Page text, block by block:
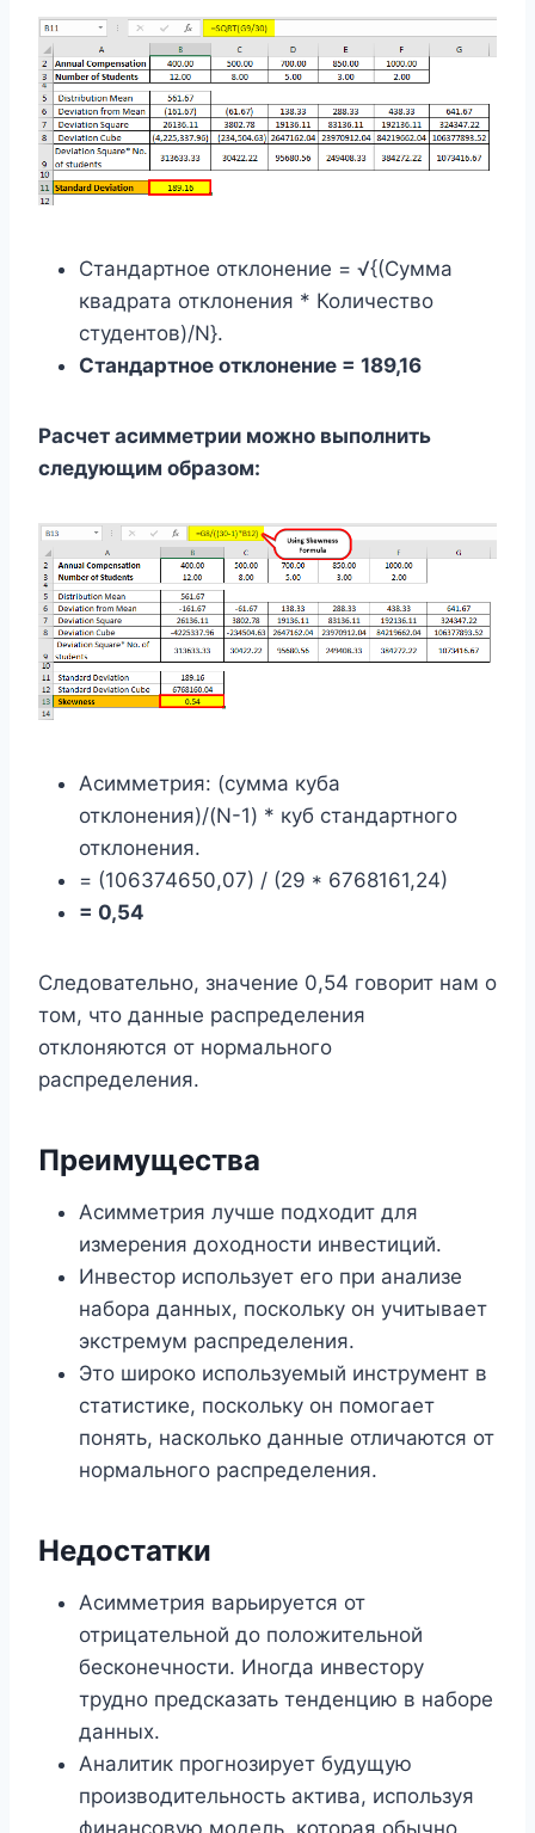
Стандартное отклонение = √{(Сумма
квадрата отклонения * Количество
студентов)/N}.
Стандартное отклонение = 189,16
Расчет асимметрии можно выполнить
следующим образом:
Асимметрия: (сумма куба
отклонения)/(N-1) * куб стандартного
отклонения.
= (106374650,07) / (29 * 6768161,24)
= 0,54
Следовательно, значение 0,54 говорит нам о
том, что данные распределения
отклоняются от нормального
распределения.
Преимущества
Асимметрия лучше подходит для
измерения доходности инвестиций.
Инвестор использует его при анализе
набора данных, поскольку он учитывает
экстремум распределения.
Это широко используемый инструмент в
статистике, поскольку он помогает
понять, насколько данные отличаются от
нормального распределения.
Недостатки
Асимметрия варьируется от
отрицательной до положительной
бесконечности. Иногда инвестору
трудно предсказать тенденцию в наборе
данных.
Аналитик прогнозирует будущую
производительность актива, используя